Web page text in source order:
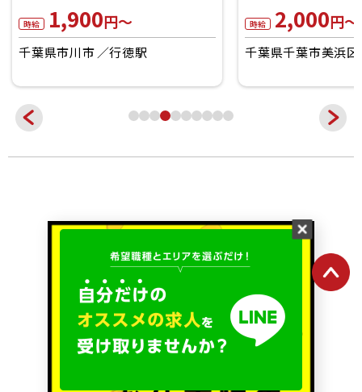
時給 1,900円～
千葉県市川市 行徳駅
時給 2,000円～
千葉県千葉市美浜区